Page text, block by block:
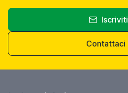
Iscriviti
Contattaci